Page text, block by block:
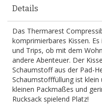
Details
Das Thermarest
komprimierbares Kissen.
und Trips, ob mit dem
andere Abenteuer. Der
Schaumstoff aus der Pad-
Schaumstofffüllung ist
kleinen Packmaßes und
Rucksack spielend Platz!